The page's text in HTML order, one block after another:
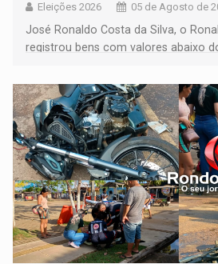
Eleições 2026 05 de Agosto de
José Ronaldo Costa da Silva, o
registrou bens com valores abaixo
milhões